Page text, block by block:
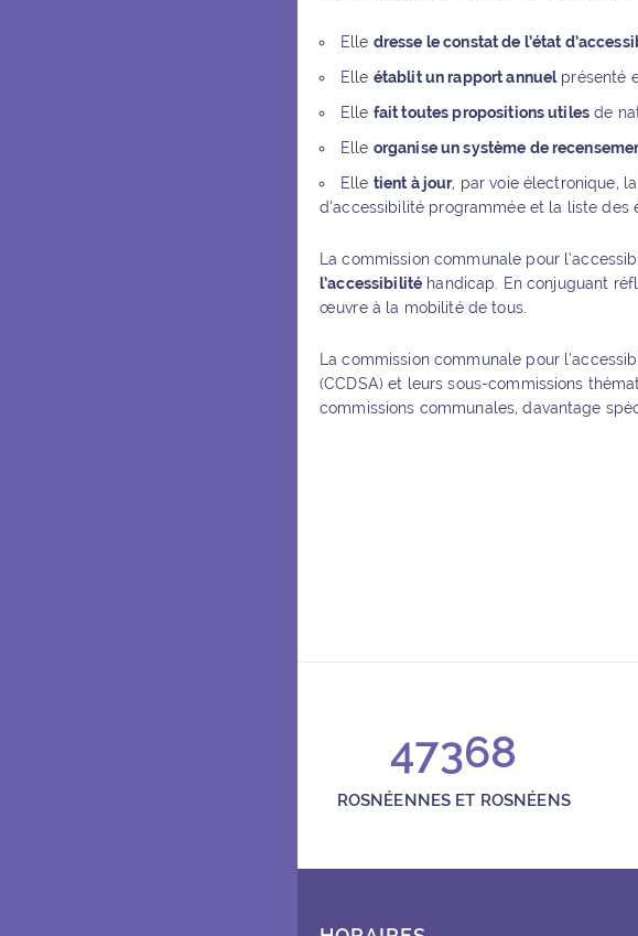
Elle dresse le constat de l’état
Elle établit un rapport annuelprésenté
Elle fait toutes propositions utiles de
Elle organise un système de
Elle tient à jour, par voie électronique,
d’accessibilité programmée et la liste des
La commission communale pour
l’accessibilité handicap. En conjuguant
œuvre à la mobilité de tous.
La commission communale pour
(CCDSA) et leurs sous-commissions
commissions communales, davantage
47368
ROSNÉENNES ET ROSNÉENS